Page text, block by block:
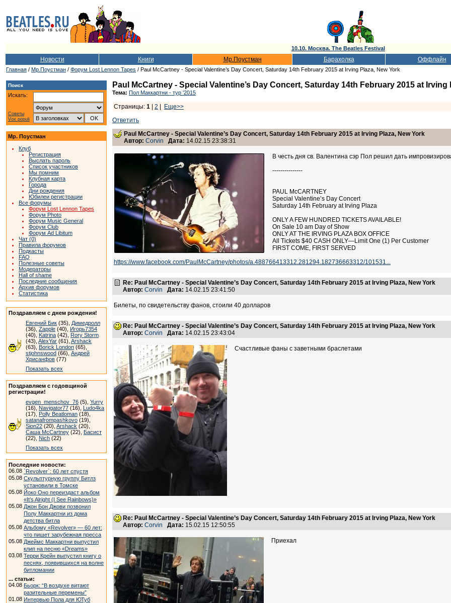
10.10. Москва. The Beatles Festival
Новости Книги Мр.Поустман Барахолка Оффлайн
Главная / Мр.Поустман / Форум Lost Lennon Tapes / Paul McCartney - Special Valentine’s Day Concert, Saturday 14th February 2015 at Irving Plaza, New York
Поиск
Искать:
Советы
Vox populi
Мр. Поустман
Клуб
Регистрация
Выслать пароль
Список участников
Мы помним
Клубная карта
Города
Дни рождения
Юбилеи регистрации
Все форумы
Форум Lost Lennon Tapes
Форум Photo
Форум Music General
Форум Club
Форум Ad Libitum
Чат (0)
Правила форумов
Подкасты
FAQ
Полезные советы
Модераторы
Hall of shame
Последние сообщения
Архив форумов
Статистика
Поздравляем с днем рождения!
Евгений Бик (35), Димедролл
(36), Zapple (40), Игорь7354
(40), Katrina (42), Rory Storm
(43), AlexYar (61), Arshack
(63), Borick London (65),
stjohnswood (66), Андрей
Хрисанфов (77)
Показать всех
Поздравляем с годовщиной
регистрации!
evgen_menschov_76 (5), Yurry
(16), Navigator77 (16), Ludo4ka
(17), Polly Beatloman (18),
satanafrompashkovo (19),
Sion22 (20), Arshack (20),
Саша McCartney (22), Басист
(22), Nich (22)
Показать всех
Последние новости:
06.08 `Revolver`: 60 лет спустя
05.08 Скульптурную группу Битлз
установили в Томске
05.08 Йоко Оно переиздаст альбом
«It’s Alright (I See Rainbows)»
05.08 Джон Бон Джови позвонил
Полу Маккартни из дома
детства битла
05.08 Альбому «Revolver» — 60 лет:
что пишет зарубежная пресса
05.08 Джеймс Маккартни выпустил
клип на песню «Dreams»
03.08 Терри Крейн выпустил книгу о
песнях, появившихся на волне
битломании
... статьи:
04.08 Бьорк: “В воздухе витают
разительные перемены”
01.08 Интервью Пола для ЮТуб
Paul McCartney - Special Valentine’s Day Concert, Saturday 14th February 2015 at Irving
Тема: Пол Маккартни - тур '2015
Страницы: 1 2
Еще>>
Ответить
Paul McCartney - Special Valentine’s Day Concert, Saturday 14th February 2015 at Irving Plaza, New York
Автор: Corvin Дата: 14.02.15 23:38:31
В честь дня св. Валентина сэр Пол решил дать
---------------
PAUL McCARTNEY
Special Valentine’s Day Concert
Saturday 14th February at Irving Plaza
ONLY A FEW HUNDRED TICKETS AVAILABLE!
On Sale 10 am Day of Show
ONLY AT THE IRVING PLAZA BOX OFFICE
All Tickets $40 CASH ONLY—Limit One (1) Per Customer
FIRST COME, FIRST SERVED
https://www.facebook.com/PaulMcCartney/photos/a.488766413312.281294.182736663312/101531...
Re: Paul McCartney - Special Valentine’s Day Concert, Saturday 14th February 2015 at Irving Plaza, New York
Автор: Corvin Дата: 14.02.15 23:41:50
Билеты, по свидетельству фанов, стоили 40 долларов
Re: Paul McCartney - Special Valentine’s Day Concert, Saturday 14th February 2015 at Irving Plaza, New York
Автор: Corvin Дата: 14.02.15 23:43:04
Счастливые фаны с заветными браслетами
Re: Paul McCartney - Special Valentine’s Day Concert, Saturday 14th February 2015 at Irving Plaza, New York
Автор: Corvin Дата: 15.02.15 12:50:55
Приехал